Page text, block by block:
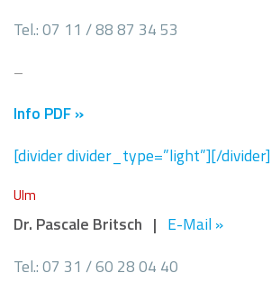
Tel.: 07 11 / 88 87 34 53
–
Info PDF »
[divider divider_type=”light”][/divider]
Ulm
Dr. Pascale Britsch | E-Mail »
Tel.: 07 31 / 60 28 04 40